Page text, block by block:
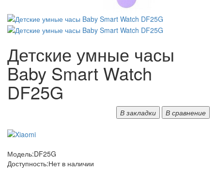
Детские умные часы
Baby Smart Watch
DF25G
В закладки В сравнение
Модель:DF25G
Доступность:Нет в наличии